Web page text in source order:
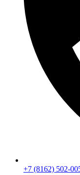
+7 (8162) 502-